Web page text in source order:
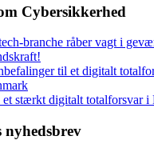
Cybersikkerhed
branche råber vagt i
til et digitalt
et stærkt digitalt totalforsvar i
nyhedsbrev